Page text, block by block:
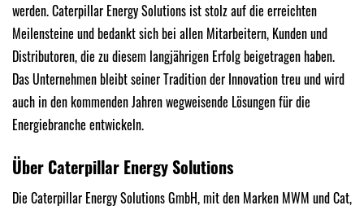
werden. Caterpillar Energy Solutions ist stolz auf die erreichten
Meilensteine und bedankt sich bei allen Mitarbeitern, Kunden und
Distributoren, die zu diesem langjährigen Erfolg beigetragen haben.
Das Unternehmen bleibt seiner Tradition der Innovation treu und wird
auch in den kommenden Jahren wegweisende Lösungen für die
Energiebranche entwickeln.
Über Caterpillar Energy Solutions
Die Caterpillar Energy Solutions GmbH, mit den Marken MWM und Cat,